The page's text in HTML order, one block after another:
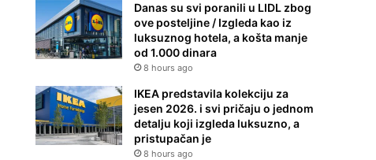
Danas su svi poranili u LIDL zbog
ove posteljine / Izgleda kao iz
luksuznog hotela, a košta manje
od 1.000 dinara
8 hours ago
IKEA predstavila kolekciju za
jesen 2026. i svi pričaju o jednom
detalju koji izgleda luksuzno, a
pristupačan je
8 hours ago